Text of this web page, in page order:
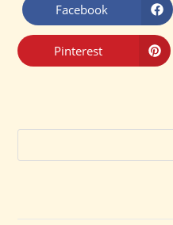
Facebook
Pinterest